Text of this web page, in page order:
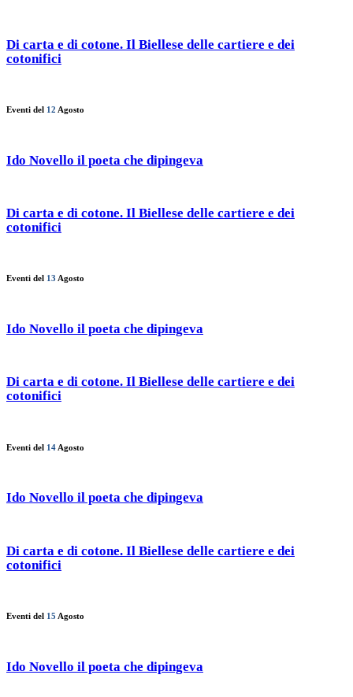
Di carta e di cotone. Il Biellese delle cartiere e dei
cotonifici
Eventi del 12 Agosto
Ido Novello il poeta che dipingeva
Di carta e di cotone. Il Biellese delle cartiere e dei
cotonifici
Eventi del 13 Agosto
Ido Novello il poeta che dipingeva
Di carta e di cotone. Il Biellese delle cartiere e dei
cotonifici
Eventi del 14 Agosto
Ido Novello il poeta che dipingeva
Di carta e di cotone. Il Biellese delle cartiere e dei
cotonifici
Eventi del 15 Agosto
Ido Novello il poeta che dipingeva